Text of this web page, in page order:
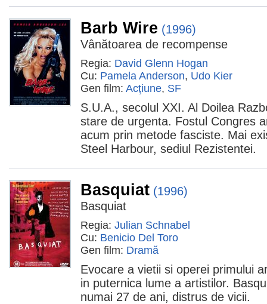
Barb Wire (1996)
Vânătoarea de recompense
Regia: David Glenn Hogan
Cu: Pamela Anderson, Udo Kier
Gen film: Acţiune, SF
S.U.A., secolul XXI. Al Doilea
stare de urgenta. Fostul Congres
acum prin metode fasciste. Mai
Steel Harbour, sediul Rezistentei.
Basquiat (1996)
Basquiat
Regia: Julian Schnabel
Cu: Benicio Del Toro
Gen film: Dramă
Evocare a vietii si operei primului
in puternica lume a artistilor.
numai 27 de ani, distrus de vicii.